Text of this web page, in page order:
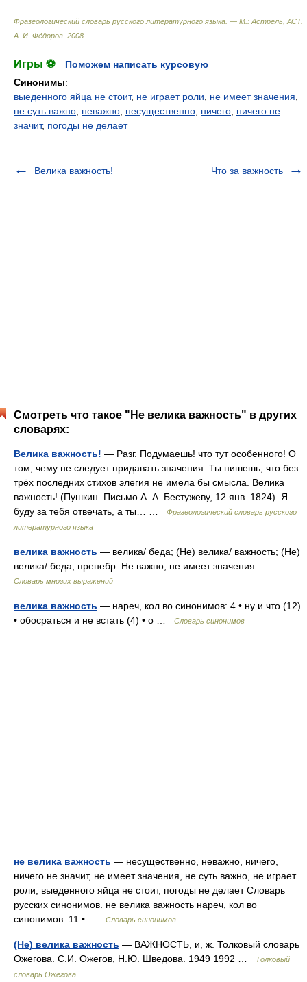
Фразеологический словарь русского литературного языка. — М.: Астрель, АСТ.
А. И. Фёдоров 2008
Игры ⚽
Поможем написать курсовую
Синонимы:
выеденного яйца не стоит, не играет роли не имеет значения
не суть важно неважно несущественно ничего ничего не
значит, погоды не делает
Велика важность! Что за важность
Смотреть что такое "Не велика важность" в других
словарях:
Велика важность! — Разг. Подумаешь! что тут особенного! О
том, чему не следует придавать значения. Ты пишешь, что без
трёх последних стихов элегия не имела бы смысла. Велика
важность! (Пушкин. Письмо А. А. Бестужеву, 12 янв. 1824). Я
буду за тебя отвечать, а ты… …
Фразеологический словарь русского
литературного языка
велика важность — велика/ беда; (Не) велика/ важность; (Не)
велика/ беда, пренебр. Не важно, не имеет значения …
Словарь многих выражений
велика важность — нареч, кол во синонимов: 4 • ну и что (12)
• обосраться и не встать (4) • о …
Словарь синонимов
не велика важность — несущественно, неважно, ничего,
ничего не значит, не имеет значения, не суть важно, не играет
роли, выеденного яйца не стоит, погоды не делает Словарь
русских синонимов. не велика важность нареч, кол во
синонимов: 11 • …
Словарь синонимов
(Не) велика важность — ВАЖНОСТЬ, и, ж. Толковый словарь
Ожегова. С.И. Ожегов, Н.Ю. Шведова. 1949 1992 …
Толковый
словарь Ожегова